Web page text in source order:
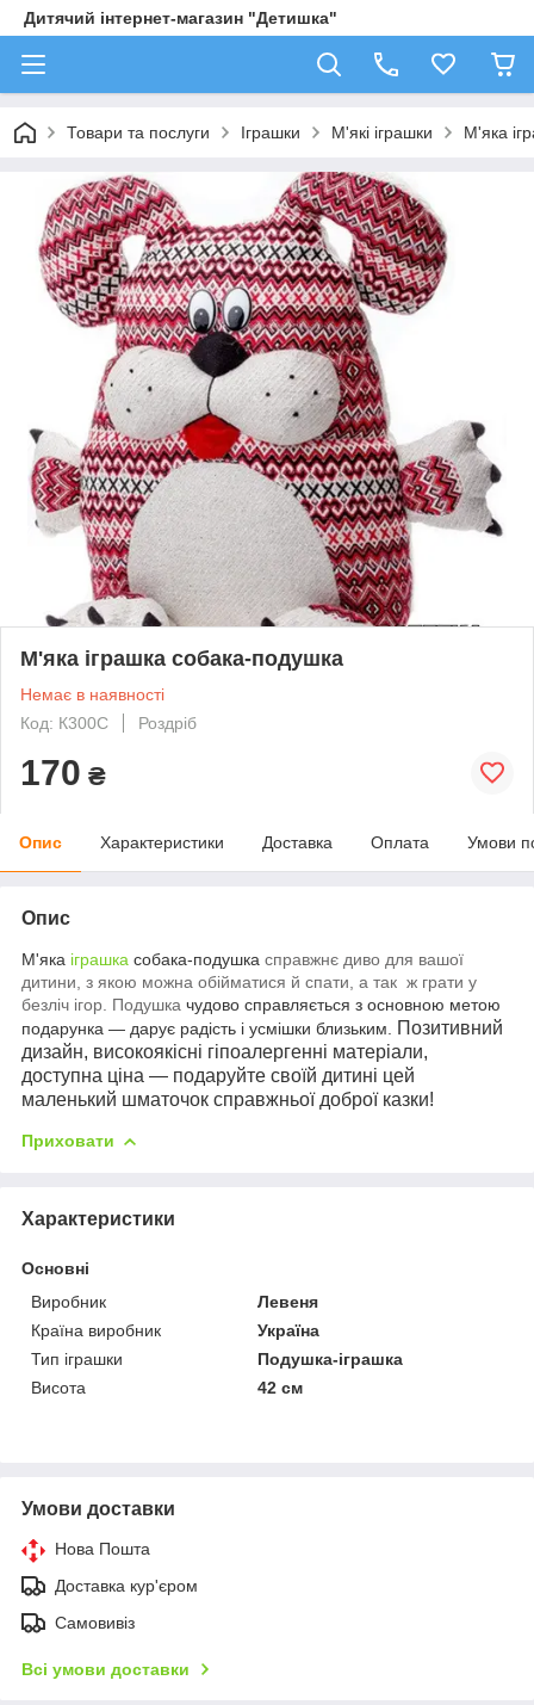
Дитячий інтернет-магазин "Детишка"
Товари та послуги Іграшки М'які іграшки М'яка
М'яка іграшка собака-подушка
Немає в наявності
Код: К300С
Роздріб
170 ₴
Опис Характеристики Доставка Оплата Умови
Опис
М'яка іграшка собака-подушка справжнє диво для вашої
дитини, з якою можна обійматися й спати, а так ж грати у
безліч ігор. Подушка чудово справляється з основною метою
подарунка — дарує радість і усмішки близьким.
Позитивний
дизайн, високоякісні гіпоалергенні матеріали,
доступна ціна — подаруйте своїй дитині цей
маленький шматочок справжньої доброї казки!
Приховати
Характеристики
Основні
Виробник
Левеня
Країна виробник
Україна
Тип іграшки
Подушка-іграшка
Висота
42 см
Умови доставки
Нова Пошта
Доставка кур'єром
Самовивіз
Всі умови доставки